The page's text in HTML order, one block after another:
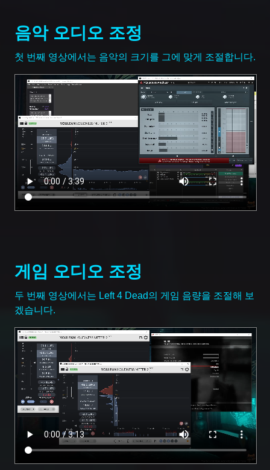
음악 오디오 조정
첫 번째 영상에서는 음악의 크기를 그에 맞게 조절합니다.
게임 오디오 조정
두 번째 영상에서는 Left 4 Dead의 게임 음량을 조절해 보
겠습니다.